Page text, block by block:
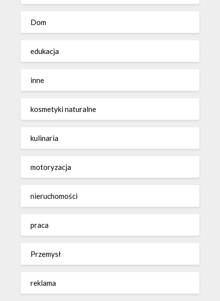
Dom
edukacja
inne
kosmetyki naturalne
kulinaria
motoryzacja
nieruchomości
praca
Przemysł
reklama